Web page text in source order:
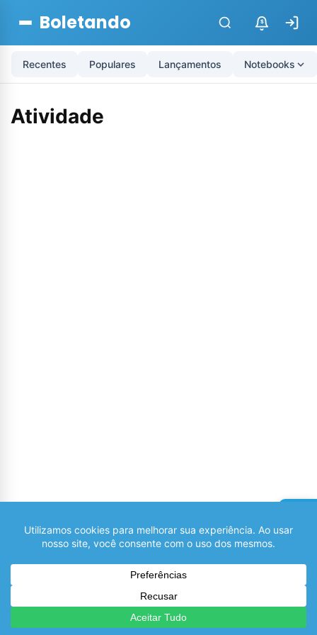
Boletando $
Recentes Populares Lançamentos Notebooks
Atividade